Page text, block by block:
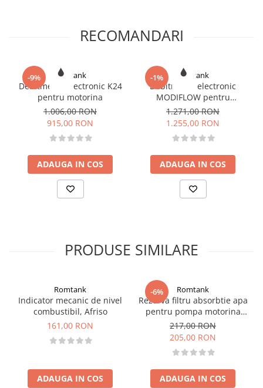
RECOMANDARI
-9% Romtank
Debitmetru electronic K24
pentru motorina
1.006,00 RON
915,00 RON
ADAUGA IN COS
-1% Romtank
Debitmetru electronic
MODIFLOW pentru
motorina
1.271,00 RON
1.255,00 RON
ADAUGA IN COS
PRODUSE SIMILARE
Romtank
Indicator mecanic de nivel
combustibil, Afriso
161,00 RON
ADAUGA IN COS
-6% Romtank
Rezerva filtru absorbtie apa
pentru pompa motorina
CFD 70-30
217,00 RON
205,00 RON
ADAUGA IN COS